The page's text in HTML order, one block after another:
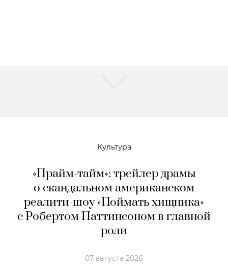
Культура
«Прайм-тайм»: трейлер драмы
о скандальном американском
реалити-шоу «Поймать хищника»
с Робертом Паттинсоном в главной
роли
07 августа 2026